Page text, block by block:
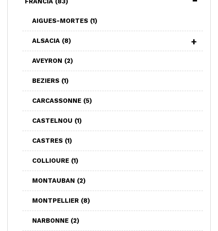
AIGUES-MORTES (1)
ALSACIA (8)
AVEYRON (2)
BEZIERS (1)
CARCASSONNE (5)
CASTELNOU (1)
CASTRES (1)
COLLIOURE (1)
MONTAUBAN (2)
MONTPELLIER (8)
NARBONNE (2)